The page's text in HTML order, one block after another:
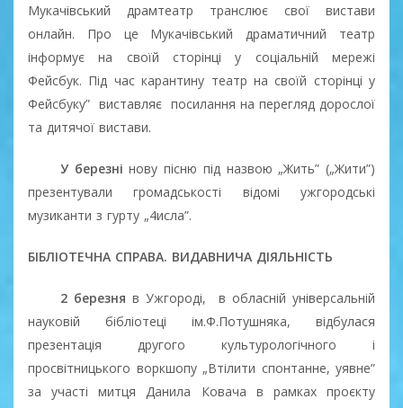
Мукачівський драмтеатр транслює свої вистави
онлайн. Про це Мукачівський драматичний театр
інформує на своїй сторінці у соціальній мережі
Фейсбук. Під час карантину театр на своїй сторінці у
Фейсбуку” виставляє посилання на перегляд дорослої
та дитячої вистави.
У березні нову пісню під назвою „Жить” („Жити”)
презентували громадськості відомі ужгородські
музиканти з гурту „4исла”.
БІБЛІОТЕЧНА СПРАВА. ВИДАВНИЧА ДІЯЛЬНІСТЬ
2 березня в Ужгороді,
в обласній універсальній
науковій бібліотеці ім.Ф.Потушняка, відбулася
презентація другого культурологічного і
просвітницького воркшопу „Втілити спонтанне, уявне”
за участі митця Данила Ковача в рамках проєкту